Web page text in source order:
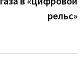
рельс»